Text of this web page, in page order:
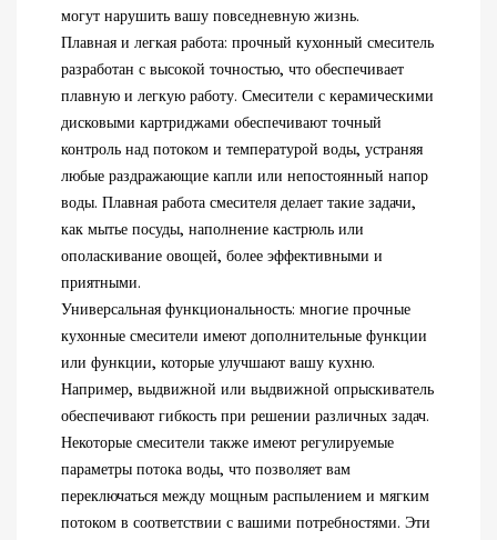
могут нарушить вашу повседневную жизнь.
Плавная и легкая работа: прочный кухонный смеситель
разработан с высокой точностью, что обеспечивает
плавную и легкую работу. Смесители с керамическими
дисковыми картриджами обеспечивают точный
контроль над потоком и температурой воды, устраняя
любые раздражающие капли или непостоянный напор
воды. Плавная работа смесителя делает такие задачи,
как мытье посуды, наполнение кастрюль или
ополаскивание овощей, более эффективными и
приятными.
Универсальная функциональность: многие прочные
кухонные смесители имеют дополнительные функции
или функции, которые улучшают вашу кухню.
Например, выдвижной или выдвижной опрыскиватель
обеспечивают гибкость при решении различных задач.
Некоторые смесители также имеют регулируемые
параметры потока воды, что позволяет вам
переключаться между мощным распылением и мягким
потоком в соответствии с вашими потребностями. Эти